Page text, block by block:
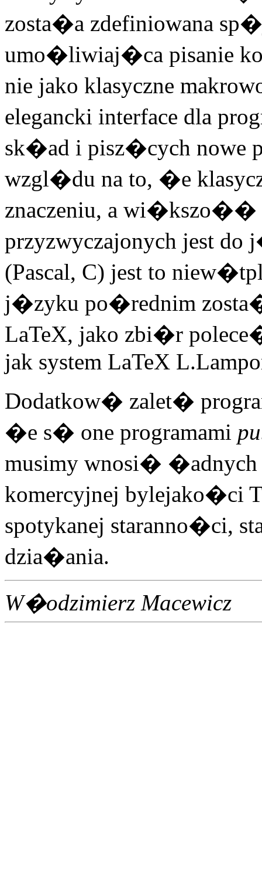
zosta�a zdefiniowana
umo�liwiaj�ca pisanie
nie jako klasyczne
elegancki interface dla
sk�ad i pisz�cych nowe
wzgl�du na to, �e
znaczeniu, a wi�kszo��
przyzwyczajonych jest
(Pascal, C) jest to
j�zyku po�rednim
LaTeX, jako zbi�r
jak system LaTeX
Dodatkow� zalet�
�e s� one programami
musimy wnosi�
komercyjnej bylejako�ci
spotykanej
dzia�ania.
W�odzimierz Macewicz